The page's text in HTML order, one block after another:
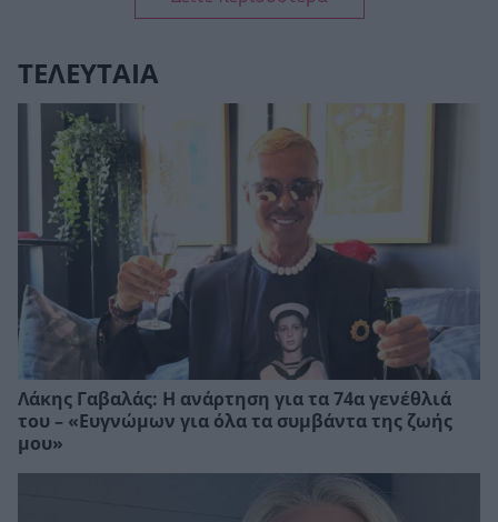
ΤΕΛΕΥΤΑΙΑ
Λάκης Γαβαλάς: Η ανάρτηση για τα 74α γενέθλιά
του – «Ευγνώμων για όλα τα συμβάντα της ζωής
μου»